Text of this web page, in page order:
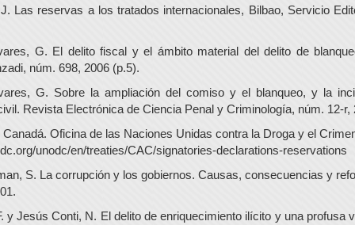
Las reservas a los tratados internacionales, Bilbao, Servicio
G. El delito fiscal y el ámbito material del delito de
núm. 698, 2006 (p.5).
G. Sobre la ampliación del comiso y el blanqueo, y la
Revista Electrónica de Ciencia Penal y Criminología, núm. 12-r,
Oficina de las Naciones Unidas contra la Droga y el
unodc/en/treaties/CAC/signatories-declarations-reservations
S. La corrupción y los gobiernos. Causas, consecuencias y
y Jesús Conti, N. El delito de enriquecimiento ilícito y una profusa